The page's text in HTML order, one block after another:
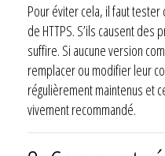
Pour éviter cela, il faut tester
de HTTPS. S’ils causent
suffire. Si aucune version
remplacer ou modifier leur
régulièrement maintenus et
vivement recommandé.